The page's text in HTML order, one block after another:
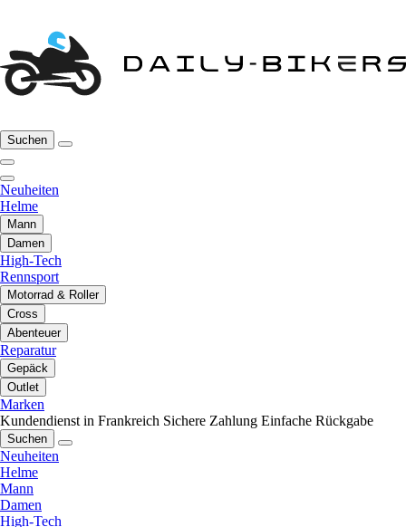
Suchen
Neuheiten
Helme
Mann
Damen
High-Tech
Rennsport
Motorrad & Roller
Cross
Abenteuer
Reparatur
Gepäck
Outlet
Marken
Kundendienst in Frankreich Sichere Zahlung Einfache Rückgabe
Suchen
Neuheiten
Helme
Mann
Damen
High-Tech